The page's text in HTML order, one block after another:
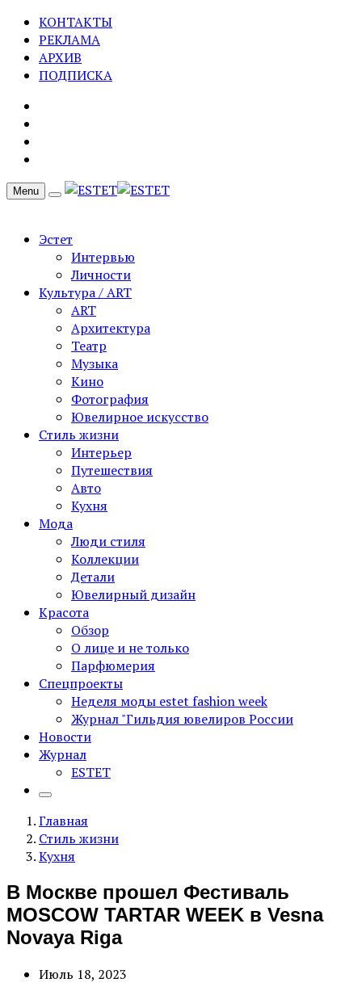
КОНТАКТЫ
РЕКЛАМА
АРХИВ
ПОДПИСКА
Menu
Эстет
Интервью
Личности
Культура / ART
ART
Архитектура
Театр
Музыка
Кино
Фотография
Ювелирное искусство
Стиль жизни
Интерьер
Путешествия
Авто
Кухня
Мода
Люди стиля
Коллекции
Детали
Ювелирный дизайн
Красота
Обзор
О лице и не только
Парфюмерия
Спецпроекты
Неделя моды estet fashion week
Журнал "Гильдия ювелиров России
Новости
Журнал
ESTET
Главная
Стиль жизни
Кухня
В Москве прошел Фестиваль
MOSCOW TARTAR WEEK в Vesna
Novaya Riga
Июль 18, 2023